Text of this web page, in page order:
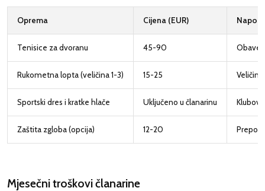
Oprema Cijena (EUR)
Tenisice za dvoranu 45-90
Rukometna lopta (veličina 1-3) 15-25
Sportski dres i kratke hlače Uključeno u članarinu Klubovi
Zaštita zgloba (opcija) 12-20
Mjesečni troškovi članarine